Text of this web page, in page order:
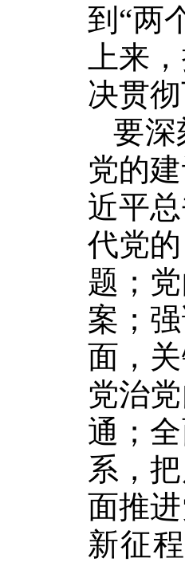
到“两
上来
决贯彻
要深
党的
近平
代党
题；
案；
面，
党治
通；
系，
面推
新征